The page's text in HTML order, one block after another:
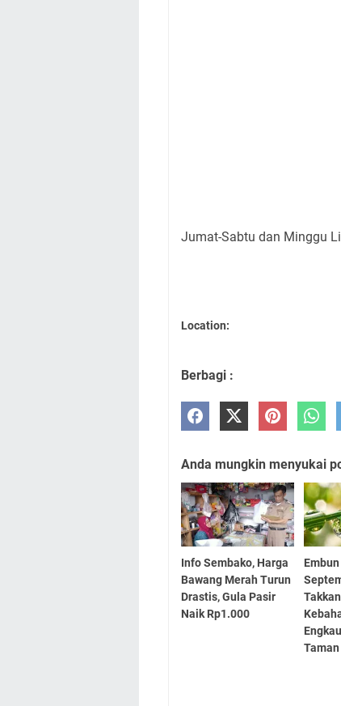
Jumat-Sabtu dan Minggu
Location:
Berbagi :
Anda mungkin menyukai
Info Sembako, Harga
Bawang Merah Turun
Drastis, Gula Pasir
Naik Rp1.000